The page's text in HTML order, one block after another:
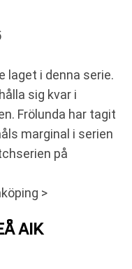
laget i denna serie.
sig kvar i
Frölunda har tagit
marginal i serien
på
>
AIK